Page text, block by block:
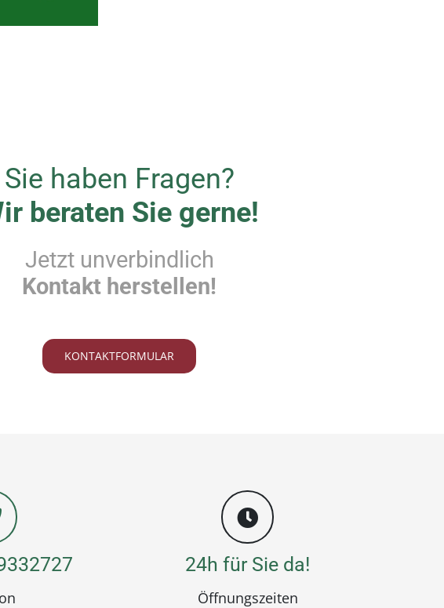
Sie haben Fragen?
beraten Sie gerne!
Jetzt unverbindlich
Kontakt herstellen!
KONTAKTFORMULAR
24h für Sie da!
Öffnungszeiten